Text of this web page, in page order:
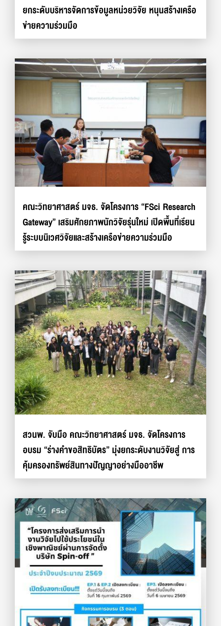
ยกระดับบริหารจัดการข้อมูลหน่วยวิจัย หนุนสร้างเครือ
ข่ายความร่วมมือ
คณะวิทยาศาสตร์ มจธ. จัดโครงการ “FSci Research
Gateway” เสริมศักยภาพนักวิจัยรุ่นใหม่ เปิดพื้นที่เรียน
รู้ระบบนิเวศวิจัยและสร้างเครือข่ายความร่วมมือ
สวนพ. จับมือ คณะวิทยาศาสตร์ มจธ. จัดโครงการ
อบรม “ร่างคำขอสิทธิบัตร” มุ่งยกระดับงานวิจัยสู่ การ
คุ้มครองทรัพย์สินทางปัญญาอย่างมืออาชีพ